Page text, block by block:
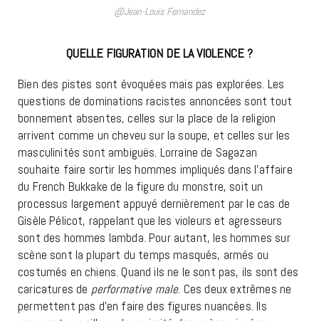
@Jean-Louis Fernandez
QUELLE FIGURATION DE LA VIOLENCE ?
Bien des pistes sont évoquées mais pas explorées. Les
questions de dominations racistes annoncées sont tout
bonnement absentes, celles sur la place de la religion
arrivent comme un cheveu sur la soupe, et celles sur les
masculinités sont ambiguës. Lorraine de Sagazan
souhaite faire sortir les hommes impliqués dans l’affaire
du French Bukkake de la figure du monstre, soit un
processus largement appuyé dernièrement par le cas de
Gisèle Pélicot, rappelant que les violeurs et agresseurs
sont des hommes lambda. Pour autant, les hommes sur
scène sont la plupart du temps masqués, armés ou
costumés en chiens. Quand ils ne le sont pas, ils sont des
caricatures de performative male. Ces deux extrêmes ne
permettent pas d’en faire des figures nuancées. Ils